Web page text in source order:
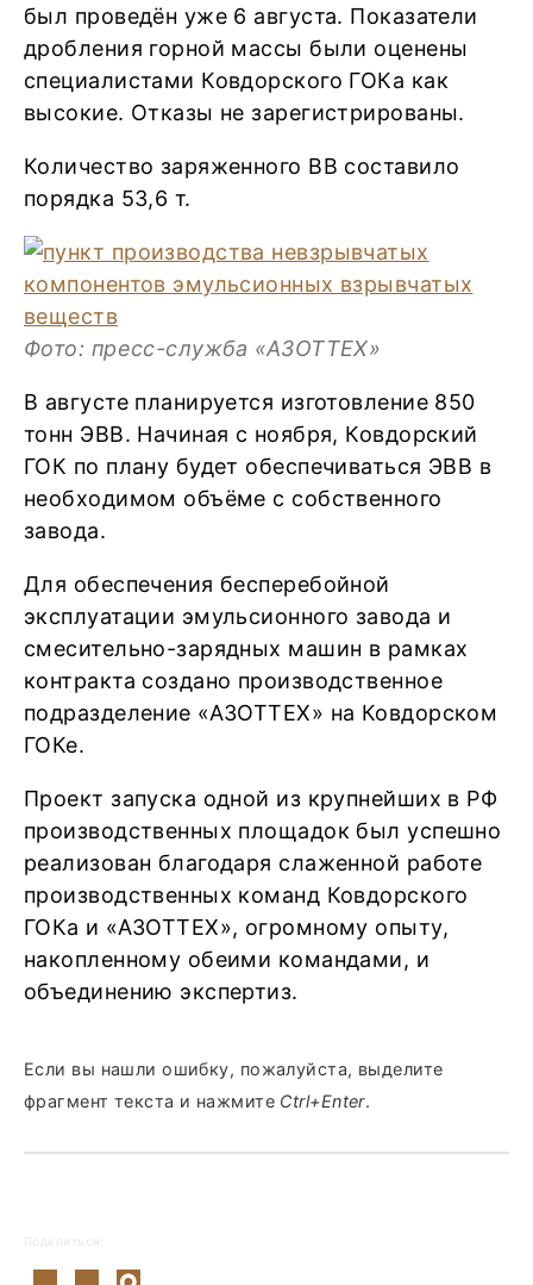
был проведён уже 6 августа. Показатели
дробления горной массы были оценены
специалистами Ковдорского ГОКа как
высокие. Отказы не зарегистрированы.
Количество заряженного ВВ составило
порядка 53,6 т.
Фото: пресс-служба «АЗОТТЕХ»
В августе планируется изготовление 850
тонн ЭВВ. Начиная с ноября, Ковдорский
ГОК по плану будет обеспечиваться ЭВВ в
необходимом объёме с собственного
завода.
Для обеспечения бесперебойной
эксплуатации эмульсионного завода и
смесительно-зарядных машин в рамках
контракта создано производственное
подразделение «АЗОТТЕХ» на Ковдорском
ГОКе.
Проект запуска одной из крупнейших в РФ
производственных площадок был успешно
реализован благодаря слаженной работе
производственных команд Ковдорского
ГОКа и «АЗОТТЕХ», огромному опыту,
накопленному обеими командами, и
объединению экспертиз.
Если вы нашли ошибку, пожалуйста, выделите
фрагмент текста и нажмите Ctrl+Enter.
Поделиться: